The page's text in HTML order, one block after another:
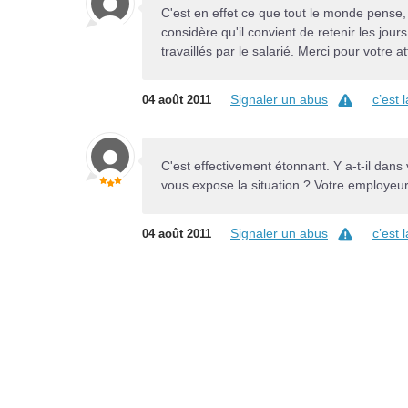
C'est en effet ce que tout le monde
considère qu'il convient de retenir les
travaillés par le salarié. Merci pour votre
04 août 2011 Signaler un abus c’est
C'est effectivement étonnant. Y a-t-il
vous expose la situation ? Votre
04 août 2011 Signaler un abus c’est